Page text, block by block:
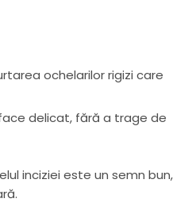
ochelarilor rigizi care
delicat, fără a trage de
inciziei este un semn bun,